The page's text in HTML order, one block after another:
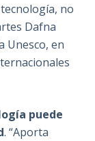
no
Dafna
Unesco, en
puede
. “Aporta